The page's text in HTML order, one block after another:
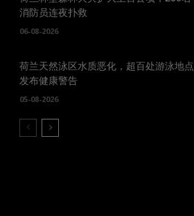
消防员连夜扑救
06-08-2026
荷兰天然泳区水质恶化，超百处游泳地点
发布健康警告
05-08-2026